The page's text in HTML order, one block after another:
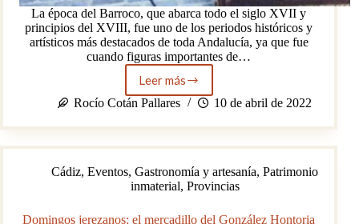
La época del Barroco, que abarca todo el siglo XVII y
principios del XVIII, fue uno de los periodos históricos y
artísticos más destacados de toda Andalucía, ya que fue
cuando figuras importantes de…
Leer más
Un
paseo
el
siglo
el
Mercado
de
Rocío Cotán Pallares 10 de abril de 2022
Cádiz,Eventos,Gastronomía y artesanía,Patrimonio
inmaterial, Provincias
Domingos jerezanos: el mercadillo del González Hontoria